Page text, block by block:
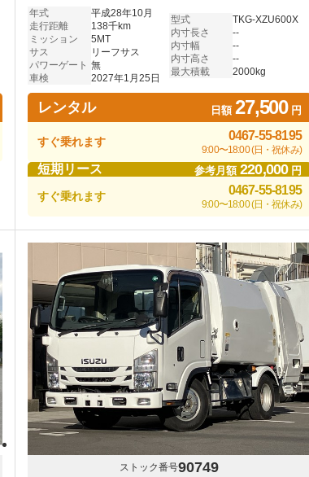
ル・リースOK】
年式
平成28年10月
走行距離
138千km
ミッション
5MT
サス
リーフサス
パワーゲート 無
車検
2027年1月25日
型式
TKG-XZU600X
内寸長さ
--
内寸幅
--
内寸高さ
--
最大積載
2000kg
レンタル 日額27,500円
すぐ乗れます 0467-55-8195
9:00〜18:00 (日・祝休み)
短期リース 参考月額220,000円
すぐ乗れます 0467-55-8195
9:00〜18:00 (日・祝休み)
ストック番号90749